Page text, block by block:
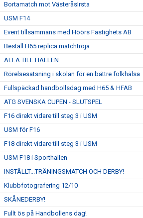
Bortamatch mot VästeråsIrsta
USM F14
Event tillsammans med Höörs Fastighets AB
Beställ H65 replica matchtröja
ALLA TILL HALLEN
Rörelsesatsning i skolan för en bättre folkhälsa
Fullspäckad handbollsdag med H65 & HFAB
ATG SVENSKA CUPEN - SLUTSPEL
F16 direkt vidare till steg 3 i USM
USM för F16
F18 direkt vidare till steg 3 i USM
USM F18 i Sporthallen
INSTÄLLT...TRÄNINGSMATCH OCH DERBY!
Klubbfotografering 12/10
SKÅNEDERBY!
Fullt ös på Handbollens dag!